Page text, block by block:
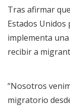
Tras afirmar
Estados
implementa
recibir a
“Nosotros
migratorio